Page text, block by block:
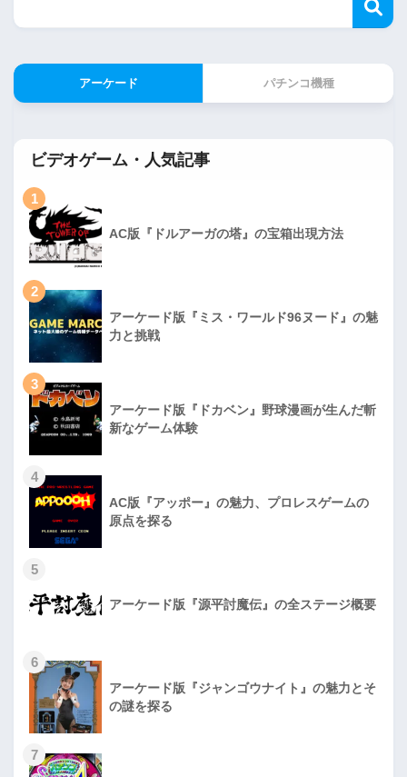
アーケード パチンコ機種
ビデオゲーム・人気記事
1
AC版『ドルアーガの塔』の宝箱出現方法
2
アーケード版『ミス・ワールド96ヌード』の魅
力と挑戦
3
アーケード版『ドカベン』野球漫画が生んだ斬
新なゲーム体験
4
AC版『アッポー』の魅力、プロレスゲームの
原点を探る
5
アーケード版『源平討魔伝』の全ステージ概要
6
アーケード版『ジャンゴウナイト』の魅力とそ
の謎を探る
7